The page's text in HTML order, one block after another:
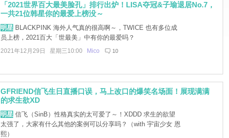
「2021世界百大最美脸孔」排行出炉！LISA夺冠&子瑜退居No.7，
一共21位韩星你的最爱上榜没～
明星BLACKPINK 海外人气真的很高啊～，TWICE 也有多位成
员上榜，2021百大「世最美」中有你的最爱吗？
2021年12月29日 星期三10:00 Mico 10
GFRIEND信飞生日直播口误，马上改口的爆笑名场面！展现满满
的求生欲XD
明星信飞（SinB）性格真实的太可爱了～！XDDD 求生的欲望
太强了，大家有什么其他的案例可以分享吗？（with 宇宙少女 恩
熙）